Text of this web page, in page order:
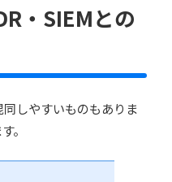
・SIEMとの
しやすいものもありま
。